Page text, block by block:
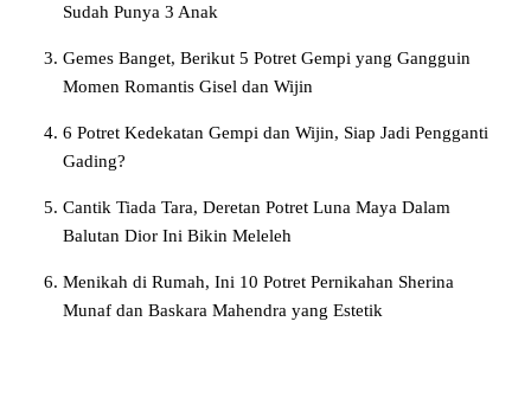
Sudah Punya 3 Anak
Gemes Banget, Berikut 5 Potret Gempi yang Gangguin
Momen Romantis Gisel dan Wijin
6 Potret Kedekatan Gempi dan Wijin, Siap Jadi Pengganti
Gading?
Cantik Tiada Tara, Deretan Potret Luna Maya Dalam
Balutan Dior Ini Bikin Meleleh
Menikah di Rumah, Ini 10 Potret Pernikahan Sherina
Munaf dan Baskara Mahendra yang Estetik